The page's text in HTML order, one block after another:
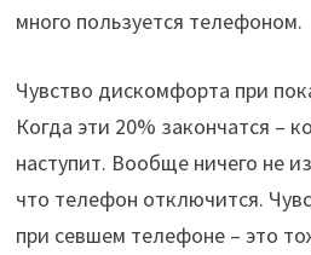
много пользуется телефоном.
Чувство дискомфорта при
Когда эти 20% закончатся –
наступит. Вообще ничего не
что телефон отключится.
при севшем телефоне – это